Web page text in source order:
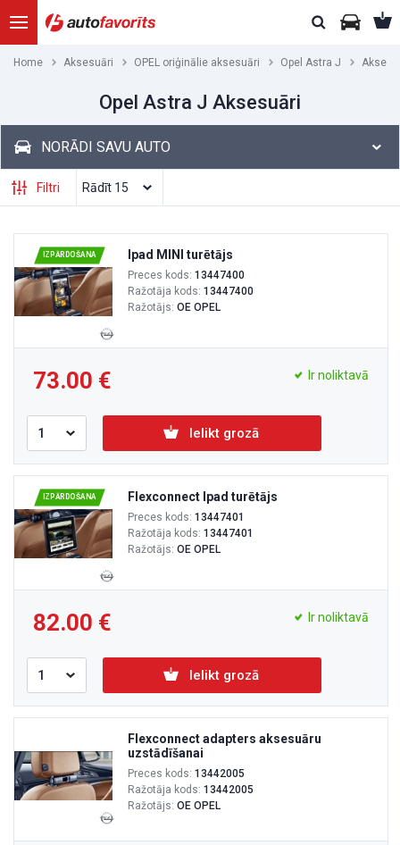
Home Aksesuāri OPEL oriģinālie aksesuāri Opel Astra J
Opel Astra J Aksesuāri
NORĀDI SAVU AUTO
Filtri
IZPĀRDOŠANA Ipad MINI turētājs
Preces kods: 13447400
Ražotāja kods: 13447400
Ražotājs: OE OPEL
73.00 Ir noliktavā
Ielikt grozā
IZPĀRDOŠANA Flexconnect Ipad turētājs
Preces kods: 13447401
Ražotāja kods: 13447401
Ražotājs: OE OPEL
82.00 Ir noliktavā
Ielikt grozā
Flexconnect adapters aksesuāru
uzstādīšanai
Preces kods: 13442005
Ražotāja kods: 13442005
Ražotājs: OE OPEL